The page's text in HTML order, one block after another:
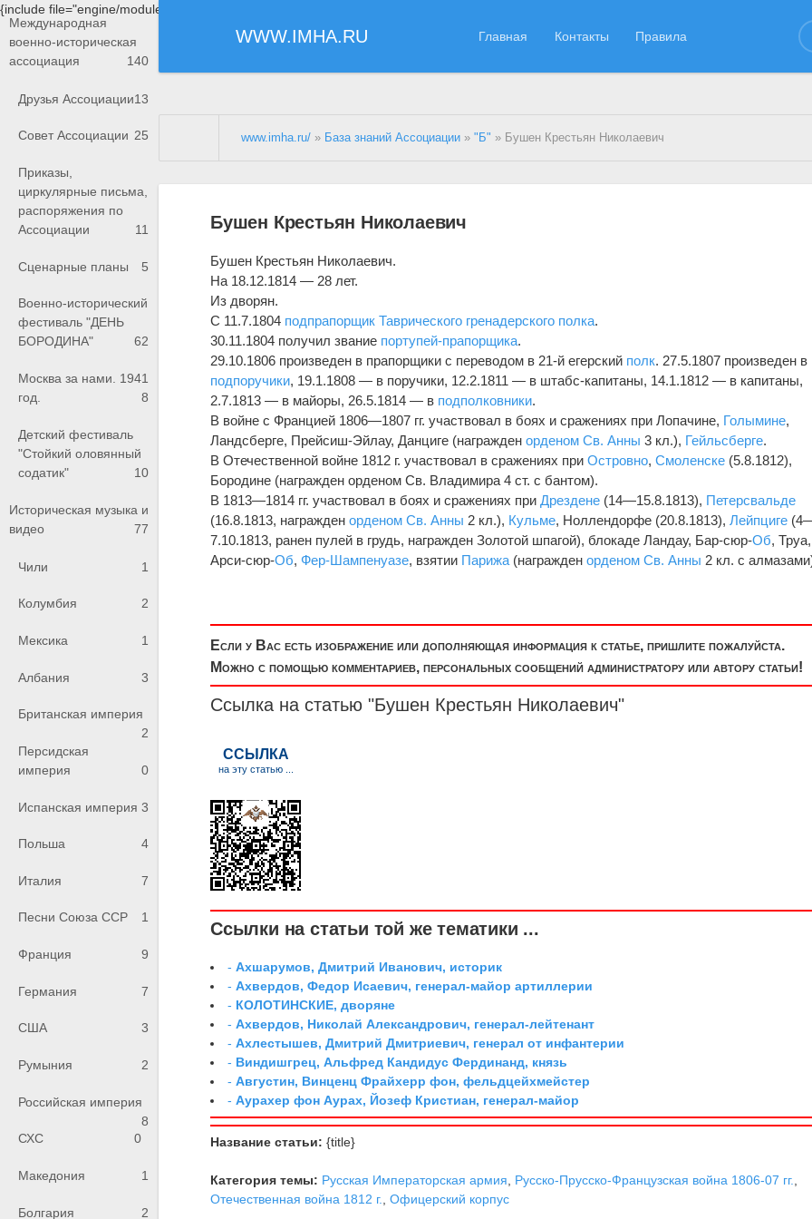
{include file="engine/modules/saperu/head.php"}
WWW.IMHA.RU Главная Контакты Правила
Международная
военно-историческая
ассоциация
140
Друзья Ассоциации13
Совет Ассоциации 25
Приказы,
циркулярные письма,
распоряжения по
Ассоциации
11
Сценарные планы 5
Военно-исторический
фестиваль "ДЕНЬ
БОРОДИНА"
62
Москва за нами. 1941
год.
8
Детский фестиваль
"Стойкий оловянный
содатик"
10
Историческая музыка и
видео
77
Чили 1
Колумбия 2
Мексика 1
Албания 3
Британская империя
2
Персидская
империя
0
Испанская империя 3
Польша 4
Италия 7
Песни Союза ССР 1
Франция 9
Германия 7
США 3
Румыния 2
Российская империя
8
СХС
0
Македония 1
Болгария 2
www.imha.ru/ » База знаний Ассоциации »"Б" » Бушен Крестьян Николаевич
Бушен Крестьян Николаевич
Бушен Крестьян Николаевич.
На 18.12.1814 — 28 лет.
Из дворян.
С 11.7.1804 подпрапорщик Таврического гренадерского полка.
30.11.1804 получил звание портупей-прапорщика.
29.10.1806 произведен в прапорщики с переводом в 21-й егерский полк. 27.5.1807 произведен в
подпоручики, 19.1.1808 — в поручики, 12.2.1811 — в штабс-капитаны, 14.1.1812 — в капитаны,
2.7.1813 — в майоры, 26.5.1814 — в подполковники.
В войне с Францией 1806—1807 гг. участвовал в боях и сражениях при Лопачине, Голымине,
Ландсберге, Прейсиш-Эйлау, Данциге (награжденорденом Св. Анны 3 кл.), Гейльсберге.
В Отечественной войне 1812 г. участвовал в сражениях приОстровно,Смоленске (5.8.1812),
Бородине (награжден орденом Св. Владимира 4 ст. с бантом).
В 1813—1814 гг. участвовал в боях и сражениях приДрездене (14—15.8.1813), Петерсвальде
(16.8.1813, награжденорденом Св. Анны 2 кл.), Кульме, Ноллендорфе (20.8.1813),Лейпциге
7.10.1813, ранен пулей в грудь, награжден Золотой шпагой), блокаде Ландау, Бар-сюр-Об, Труа,
Арси-сюр-Об, Фер-Шампенуазе, взятии Парижа (награжденорденом Св. Анны 2 кл. с
Если у Вас есть изображение или дополняющая информация к статье, пришлите пожалуйста.
Можно с помощью комментариев, персональных сообщений администратору или автору статьи!
Ссылка на статью "Бушен Крестьян Николаевич"
Ссылки на статьи той же тематики ...
-Ахшарумов, Дмитрий Иванович, историк
-Ахвердов, Федор Исаевич, генерал-майор артиллерии
- КОЛОТИНСКИЕ, дворяне
-Ахвердов, Николай Александрович, генерал-лейтенант
-Ахлестышев, Дмитрий Дмитриевич, генерал от инфантерии
- Виндишгрец, Альфред Кандидус Фердинанд, князь
-Августин, Винценц Фрайхерр фон, фельдцейхмейстер
-Аурахер фон Аурах, Йозеф Кристиан, генерал-майор
Название статьи: {title}
Категория темы: Русская Императорская армия Русско-Прусско-Французская война 1806-07 гг.
Отечественная война 1812 г.
,Офицерский корпус